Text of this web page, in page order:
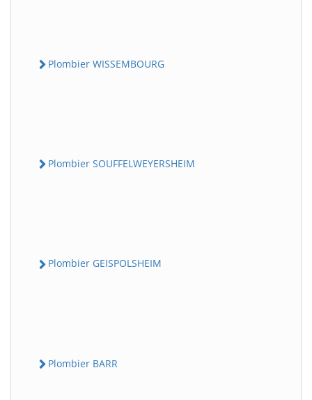
Plombier WISSEMBOURG
Plombier SOUFFELWEYERSHEIM
Plombier GEISPOLSHEIM
Plombier BARR